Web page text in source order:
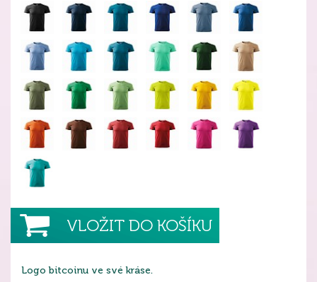
VLOŽIT DO KOŠÍKU
Logo bitcoinu ve své kráse.